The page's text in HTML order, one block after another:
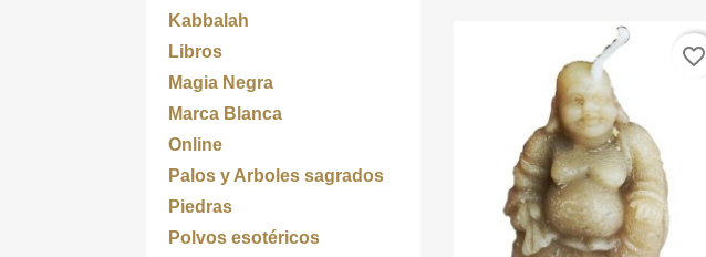
Kabbalah
Libros
Magia Negra
Marca Blanca
Online
Palos y Arboles sagrados
Piedras
Polvos esotéricos
favorite_border